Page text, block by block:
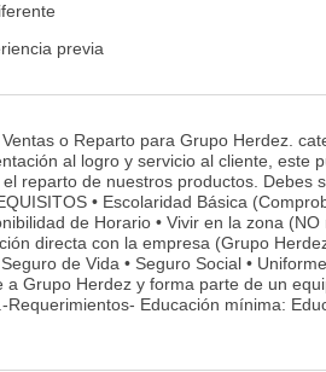
previa
o Reparto para Grupo Herdez.
al logro y servicio al cliente, este
reparto de nuestros productos. Debes
• Escolaridad Básica
de Horario • Vivir en la zona
directa con la empresa (Grupo
de Vida • Seguro Social •
a Grupo Herdez y forma parte de un
Requerimientos- Educación mínima: